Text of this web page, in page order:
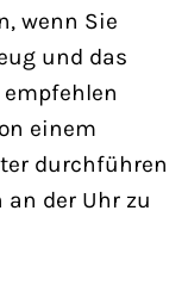
wenn Sie
und das
einem
durchführen
der Uhr zu